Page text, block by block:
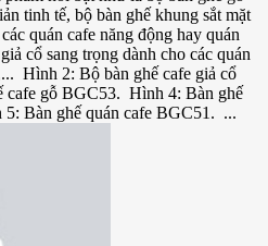
tinh tế, bộ bàn ghế khung sắt mặt
quán cafe năng động hay quán
cổ sang trọng dành cho các quán
Hình 2: Bộ bàn ghế cafe giả cổ
cafe gỗ BGC53. Hình 4: Bàn ghế
Bàn ghế quán cafe BGC51. ...